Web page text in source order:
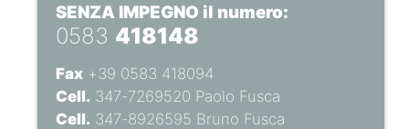
SENZA IMPEGNO il numero:
0583 418148
Fax+39 0583 418094
Cell. 347-7269520 Paolo Fusca
Cell. 347-8926595 Bruno Fusca